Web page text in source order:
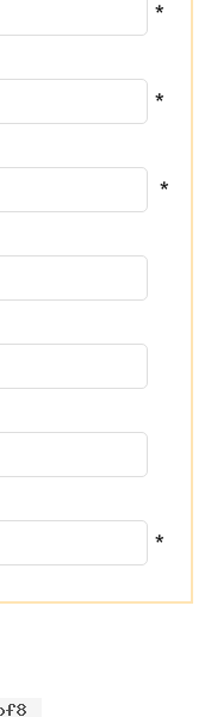
*
*
*
*